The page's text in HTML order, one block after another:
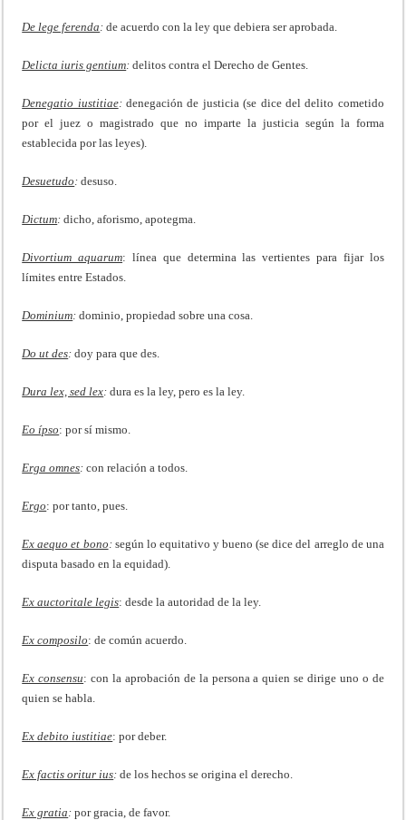
De lege ferenda :de acuerdo con la ley que debiera ser aprobada.
Delicta iuris gentium:delitos contra el Derecho de Gentes.
Denegatio iustitiae:denegación de justicia (se dice del delito cometido
por el juez o magistrado que no imparte la justicia según la forma
establecida por las leyes).
Desuetudo :desuso.
Dictum:dicho, aforismo, apotegma.
Divortium aquarum: línea que determina las vertientes para fijar los
límites entre Estados.
Dominium:dominio, propiedad sobre una cosa.
Do ut des:doy para que des.
Dura lex, sed lex:dura es la ley, pero es la ley.
Eo ípso: por sí mismo.
Erga omnes:con relación a todos.
Ergo: por tanto, pues.
Ex aequo et bono : según lo equitativo y bueno (se dice del arreglo de una
disputa basado en la equidad).
Ex auctoritale legis: desde la autoridad de la ley.
Ex composilo: de común acuerdo.
Ex consensu: con la aprobación de la persona a quien se dirige uno o de
quien se habla.
Ex debito iustitiae: por deber.
Ex factis oritur ius:de los hechos se origina el derecho.
Ex gratia :por gracia, de favor.